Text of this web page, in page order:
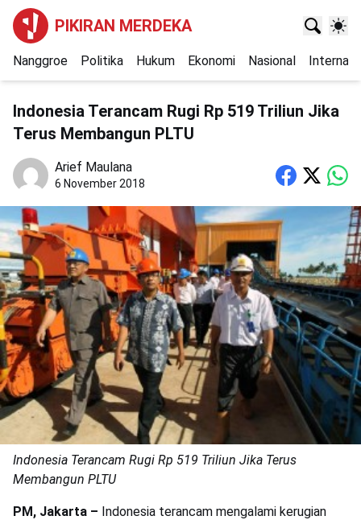
PIKIRAN MERDEKA
Nanggroe Politika Hukum Ekonomi Nasional
Indonesia Terancam Rugi Rp 519 Triliun Jika
Terus Membangun PLTU
Arief Maulana
6 November 2018
Indonesia Terancam Rugi Rp 519 Triliun Jika Terus
Membangun PLTU
PM, Jakarta – Indonesia terancam mengalami kerugian